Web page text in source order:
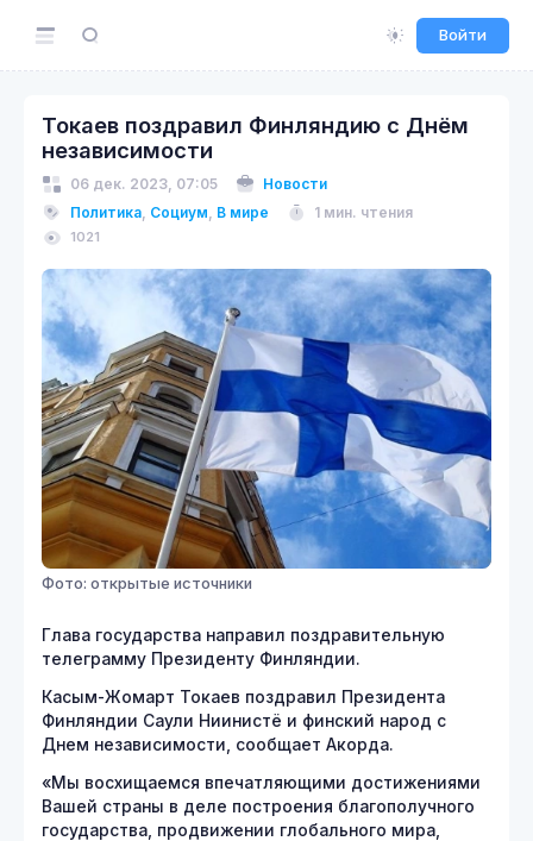
Войти
Токаев поздравил Финляндию с Днём
независимости
06 дек. 2023, 07:05
Новости
Политика, Социум, В мире 1 мин. чтения
1021
Фото: открытые источники
Глава государства направил поздравительную
телеграмму Президенту Финляндии.
Касым-Жомарт Токаев поздравил Президента
Финляндии Саули Ниинистё и финский народ с
Днем независимости, сообщает Акорда.
«Мы восхищаемся впечатляющими достижениями
Вашей страны в деле построения благополучного
государства, продвижении глобального мира,